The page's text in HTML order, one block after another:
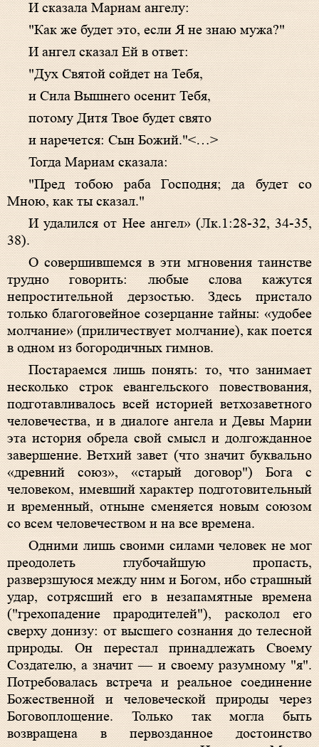
И сказала Мариам ангелу:
"Как же будет это, если Я не знаю мужа?"
И ангел сказал Ей в ответ:
"Дух Святой сойдет на Тебя,
и Сила Вышнего осенит Тебя,
потому Дитя Твое будет свято
и наречется: Сын Божий."<…>
Тогда Мариам сказала:
"Пред тобою раба Господня; да будет со
Мною, как ты сказал."
И удалился от Нее ангел» (Лк.1:28-32, 34-35,
38).
О совершившемся в эти мгновения таинстве
трудно говорить: любые слова кажутся
непростительной дерзостью. Здесь пристало
только благоговейное созерцание тайны: «удобее
молчание» (приличествует молчание), как поется
в одном из богородичных гимнов.
Постараемся лишь понять: то, что занимает
несколько строк евангельского повествования,
подготавливалось всей историей ветхозаветного
человечества, и в диалоге ангела и Девы Марии
эта история обрела свой смысл и долгожданное
завершение. Ветхий завет (что значит буквально
«древний союз», «старый договор") Бога с
человеком, имевший характер подготовительный
и временный, отныне сменяется новым союзом
со всем человечеством и на все времена.
Одними лишь своими силами человек не мог
преодолеть глубочайшую пропасть,
разверзшуюся между ним и Богом, ибо страшный
удар, сотрясший его в незапамятные времена
("грехопадение прародителей"), расколол его
сверху донизу: от высшего сознания до телесной
природы. Он перестал принадлежать Своему
Создателю, а значит — и своему разумному "я".
Потребовалась встреча и реальное соединение
Божественной и человеческой природы через
Боговоплощение. Только так могла быть
возвращена в первозданное достоинство